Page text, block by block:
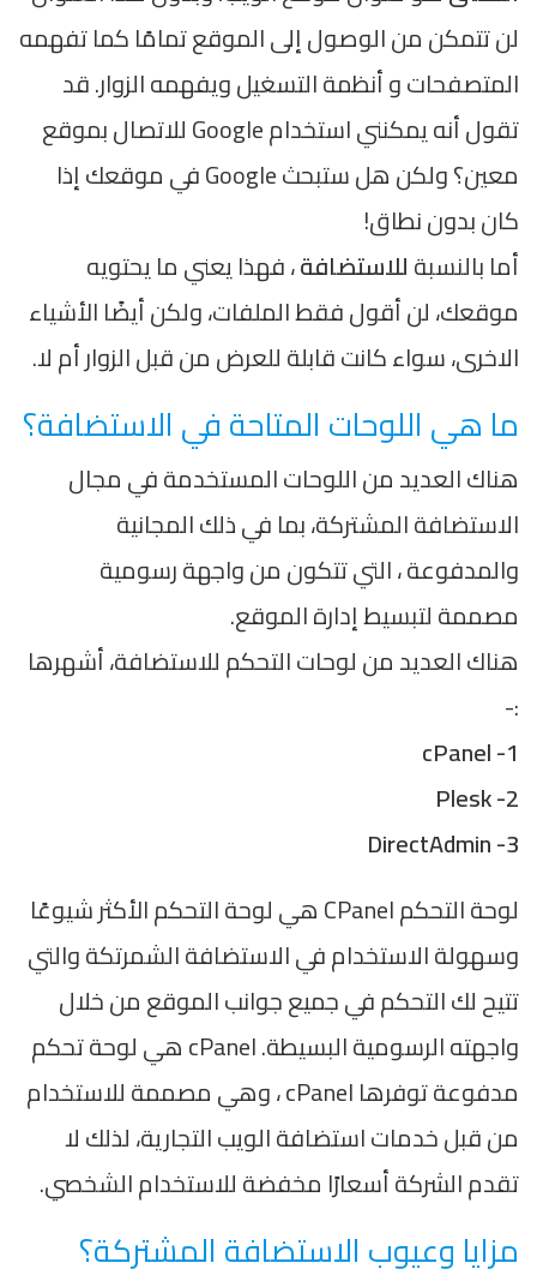
لن تتمكن من الوصول إلى الموقع تمامًا كما تفهمه
المتصفحات و أنظمة التسغيل ويفهمه الزوار. قد
تقول أنه يمكنني استخدام Google للاتصال بموقع
معين؟ ولكن هل ستبحث Google في موقعك إذا
كان بدون نطاق!
أما بالنسبةللاستضافة، فهذا يعني ما يحتويه
موقعك، لن أقول فقط الملفات، ولكن أيضًا الأشياء
الاخرى، سواء كانت قابلة للعرض من قبل الزوار أم لا.
ما هي اللوحات المتاحة في الاستضافة؟
هناك العديد من اللوحات المستخدمة في مجال
الاستضافة المشتركة، بما في ذلك المجانية
والمدفوعة ، التي تتكون من واجهة رسومية
مصممة لتبسيط إدارة الموقع.
هناك العديد من لوحات التحكم للاستضافة، أشهرها
:-
1- cPanel
2- Plesk
3- DirectAdmin
لوحة التحكم CPanel هي لوحة التحكم الأكثر شيوعًا
وسهولة الاستخدام في الاستضافة الشمرتكة والتي
تتيح لك التحكم في جميع جوانب الموقع من خلال
واجهته الرسومية البسيطة. cPanel هي لوحة تحكم
مدفوعة توفرها cPanel ، وهي مصممة للاستخدام
من قبل خدمات استضافة الويب التجارية، لذلك لا
تقدم الشركة أسعارًا مخفضة للاستخدام الشخصي.
مزايا وعيوب الاستضافة المشتركة؟